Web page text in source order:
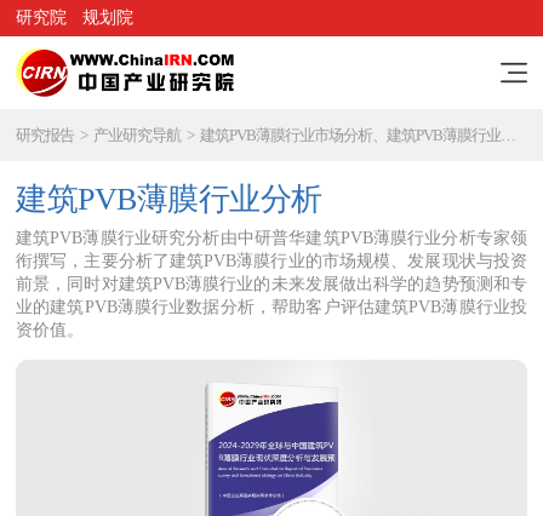
研究院 规划院
研究报告 > 产业研究导航 > 建筑PVB薄膜行业市场分析、建筑PVB薄膜行业研究报告
建筑PVB薄膜行业分析
建筑PVB薄膜行业研究分析由中研普华建筑PVB薄膜行业分析专家领
衔撰写，主要分析了建筑PVB薄膜行业的市场规模、发展现状与投资
前景，同时对建筑PVB薄膜行业的未来发展做出科学的趋势预测和专
业的建筑PVB薄膜行业数据分析，帮助客户评估建筑PVB薄膜行业投
资价值。